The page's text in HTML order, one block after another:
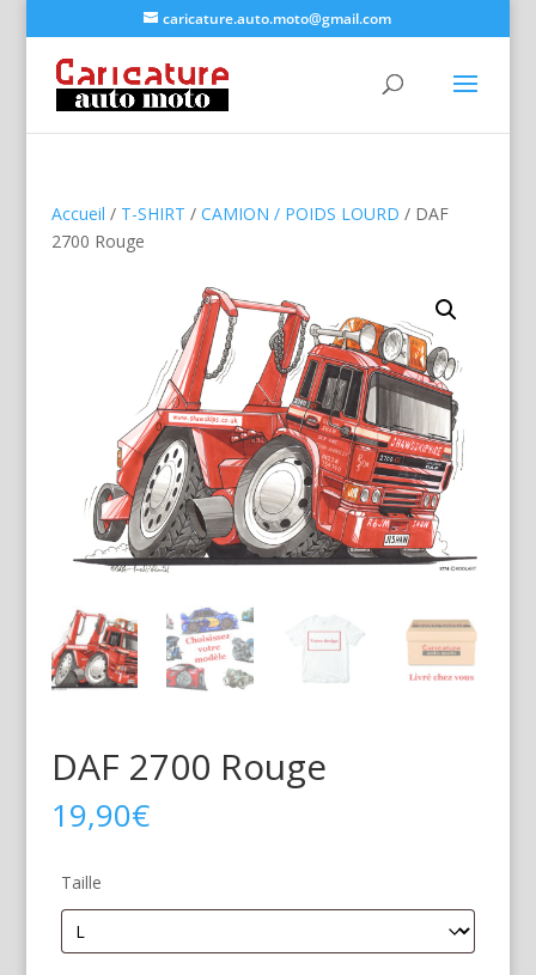
caricature.auto.moto@gmail.com
Accueil / T-SHIRT / CAMION / POIDS LOURD / DAF
2700 Rouge
DAF 2700 Rouge
19,90€
Taille